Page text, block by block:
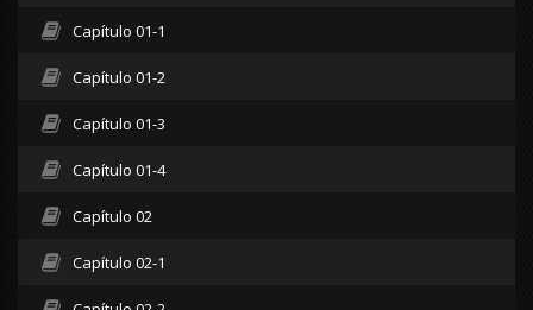
Capítulo 01-1
Capítulo 01-2
Capítulo 01-3
Capítulo 01-4
Capítulo 02
Capítulo 02-1